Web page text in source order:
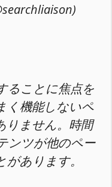
ることに焦点を
く機能しないペ
りません。時間
ンツが他のペー
あります。